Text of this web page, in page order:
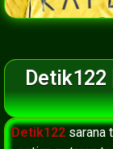
Detik122
Detik122 sarana